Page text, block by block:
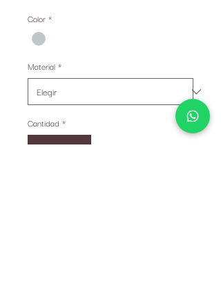
Color *
Material *
Cantidad *